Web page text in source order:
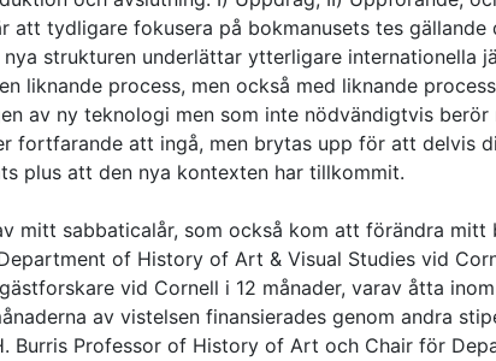
att tydligare fokusera på bokmanusets tes gällande
strukturen underlättar ytterligare internationella
liknande process, men också med liknande
av ny teknologi men som inte nödvändigtvis berör
fortfarande att ingå, men brytas upp för att delvis
plus att den nya kontexten har tillkommit.
mitt sabbaticalår, som också kom att förändra
of History of Art & Visual Studies vid
vid Cornell i 12 månader, varav åtta
av vistelsen finansierades genom andra
Burris Professor of History of Art och Chair för